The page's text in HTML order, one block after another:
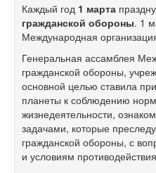
Каждый год 1 марта
гражданской обороны. 1
Международная
Генеральная ассамблея
гражданской обороны,
основной целью ставила
планеты к соблюдению
жизнедеятельности,
задачами, которые
гражданской обороны, с
и условиям